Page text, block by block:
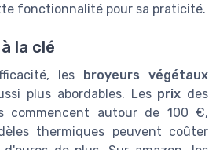
fonctionnalité pour sa praticité.
la clé
les broyeurs végétaux
plus abordables. Les prix des
commencent autour de 100 €,
thermiques peuvent coûter